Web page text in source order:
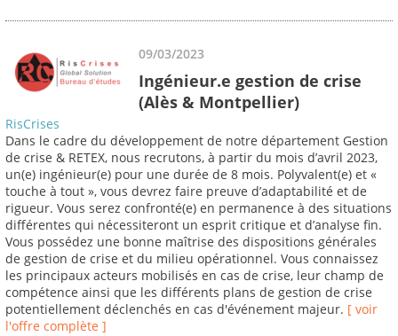
09/03/2023
Ingénieur.e gestion de crise
(Alès & Montpellier)
RisCrises
Dans le cadre du développement de notre département Gestion
de crise & RETEX, nous recrutons, à partir du mois d’avril 2023,
un(e) ingénieur(e) pour une durée de 8 mois. Polyvalent(e) et «
touche à tout », vous devrez faire preuve d’adaptabilité et de
rigueur. Vous serez confronté(e) en permanence à des situations
différentes qui nécessiteront un esprit critique et d’analyse fin.
Vous possédez une bonne maîtrise des dispositions générales
de gestion de crise et du milieu opérationnel. Vous connaissez
les principaux acteurs mobilisés en cas de crise, leur champ de
compétence ainsi que les différents plans de gestion de crise
potentiellement déclenchés en cas d'événement majeur. [ voir
l'offre complète ]